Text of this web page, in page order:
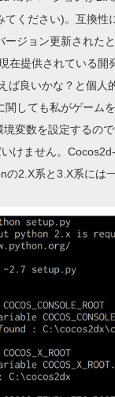
てください)。互換
ジョン更新された
在提供されている
良いかな？と個人
しても私がゲーム
変数を設定するの
けません。
2.X系と3.X系には